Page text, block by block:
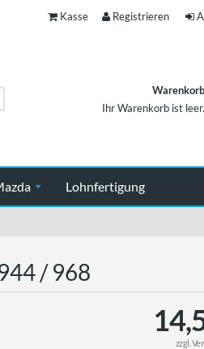
Kasse Registrieren
Warenkorb
Ihr Warenkorb ist leer.
Lohnfertigung
/ 968
zzgl.